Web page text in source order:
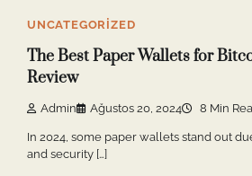
UNCATEGORIZED
The Best Paper Wallets for
Review
Admin Ağustos 20, 2024 8 Min
In 2024, some paper wallets stand out
and security […]